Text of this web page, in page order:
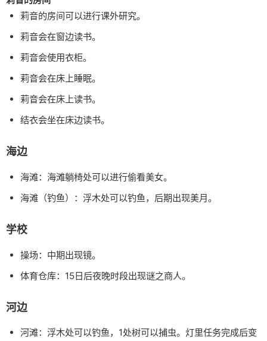
莉音的房间可以进行课外研究。
莉音会在窗边读书。
莉音会使用衣柜。
莉音会在床上睡眠。
莉音会在床上读书。
结衣会坐在床边读书。
海边
海滩：海滩躺椅处可以进行偷看美女。
海滩（钓鱼）：浮木处可以钓鱼，后期出现美月。
学校
操场：中期出现镜。
体育仓库：15日后夜晚时段出现谜之商人。
河边
河滩：浮木处可以钓鱼，1处树可以捕虫。灯里任务完成后变